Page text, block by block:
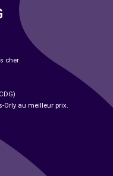
cher
Orly au meilleur prix.